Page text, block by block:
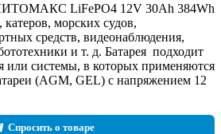
LiFePO4 12V 30Ah 384Wh
катеров, морских судов,
средств, видеонаблюдения,
и т. д. Батарея подходит
или системы, в которых применяются
(AGM, GEL) с напряжением 12
Спросить о товаре